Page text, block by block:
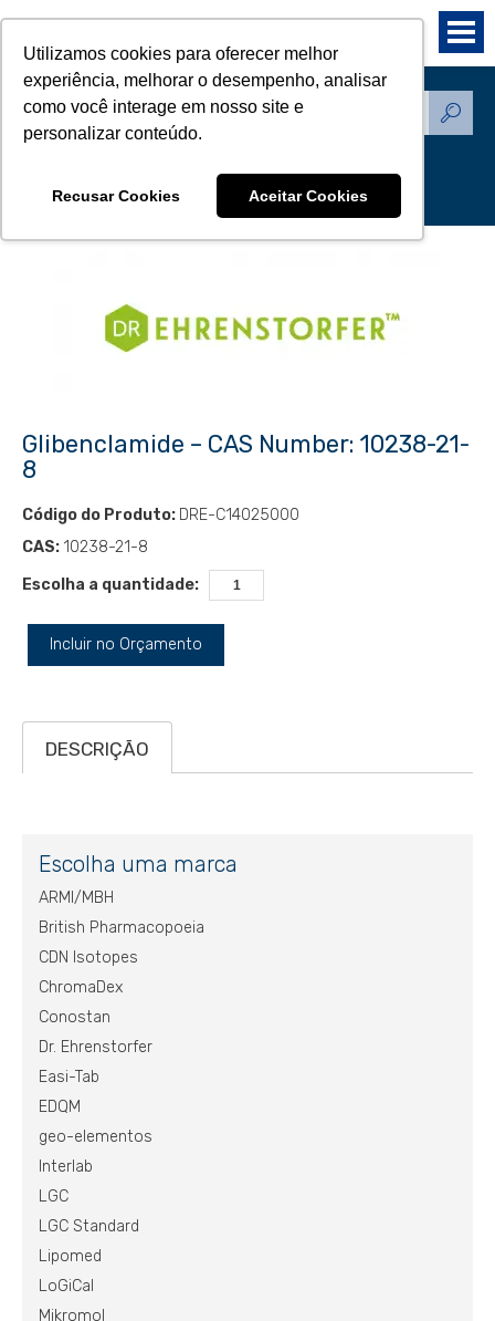
Utilizamos cookies para oferecer melhor
experiência, melhorar o desempenho, analisar
como você interage em nosso site e
personalizar conteúdo.
Recusar Cookies Aceitar Cookies
Produtos - Padrões de
Glibenclamide – CAS Number: 10238-21-
8
Código do Produto: DRE-C14025000
CAS: 10238-21-8
Escolha a quantidade:
Incluir no Orçamento
DESCRIÇÃO
Escolha uma marca
ARMI/MBH
British Pharmacopoeia
CDN Isotopes
ChromaDex
Conostan
Dr. Ehrenstorfer
Easi-Tab
EDQM
geo-elementos
Interlab
LGC
LGC Standard
Lipomed
LoGiCal
Mikromol